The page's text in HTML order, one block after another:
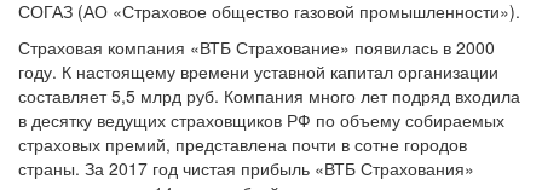
Страховая компания «ВТБ Страхование» появилась в 2000
году. К настоящему времени уставной капитал организации
составляет 5,5 млрд руб. Компания много лет подряд входила
в десятку ведущих страховщиков РФ по объему собираемых
страховых премий, представлена почти в сотне городов
страны. За 2017 год чистая прибыль «ВТБ Страхования»
составила почти 14 млрд рублей.